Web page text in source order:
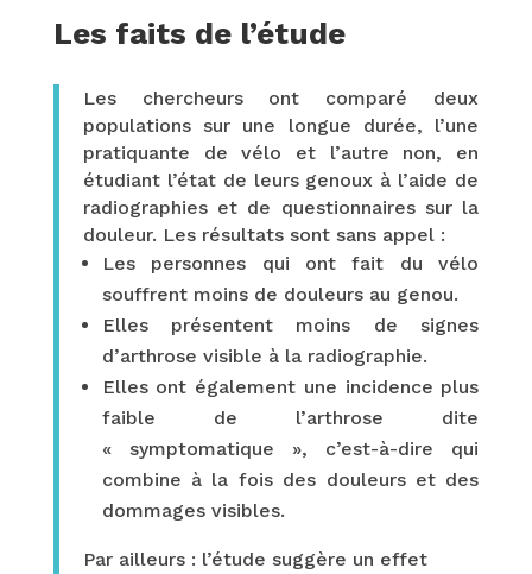
Les faits de l’étude
Les chercheurs ont comparé deux
populations sur une longue durée, l’une
pratiquante de vélo et l’autre non, en
étudiant l’état de leurs genoux à l’aide de
radiographies et de questionnaires sur la
douleur. Les résultats sont sans appel :
Les personnes qui ont fait du vélo
souffrent moins de douleurs au genou.
Elles présentent moins de signes
d’arthrose visible à la radiographie.
Elles ont également une incidence plus
faible de l’arthrose dite
« symptomatique », c’est-à-dire qui
combine à la fois des douleurs et des
dommages visibles.
Par ailleurs : l’étude suggère un effet